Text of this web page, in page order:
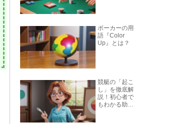
ポーカーの用
語『Color
Up』とは？
競艇の「起こ
し」を徹底解
説！初心者で
もわかる助走